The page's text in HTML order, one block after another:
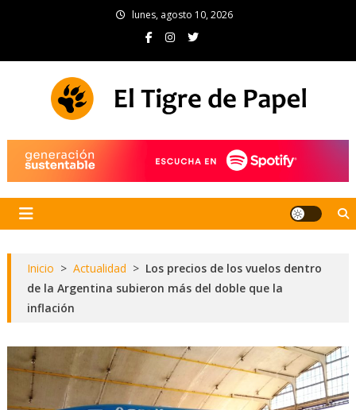
lunes, agosto 10, 2026
Inicio > Actualidad > Los precios de los vuelos dentro
de la Argentina subieron más del doble que la
inflación